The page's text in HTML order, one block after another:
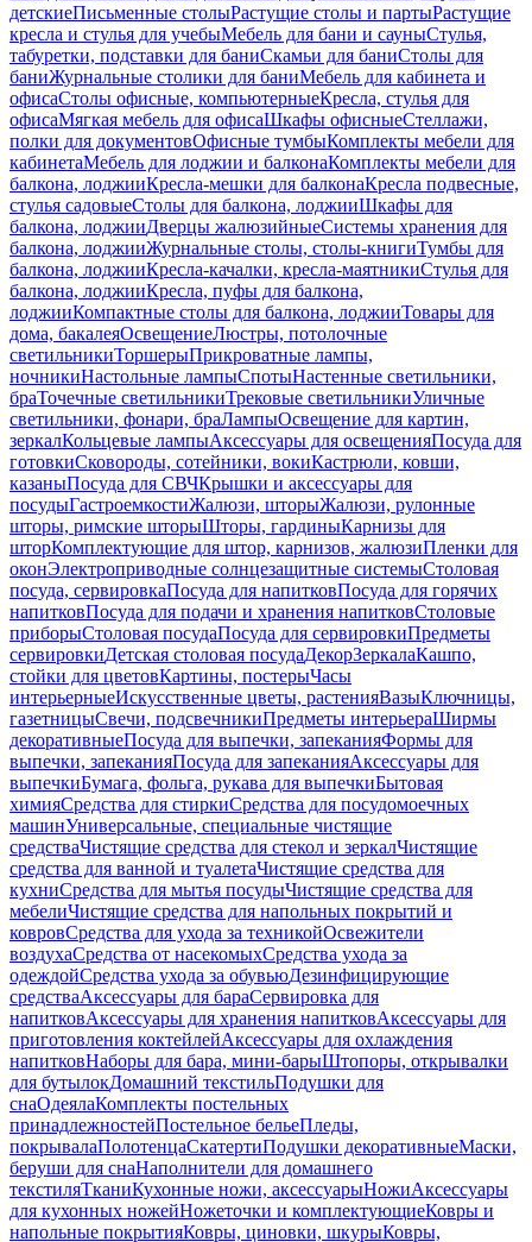
детскиеПисьменные столыРастущие столы и партыРастущие
кресла и стулья для учебыМебель для бани и сауныСтулья,
табуретки, подставки для баниСкамьи для баниСтолы для
баниЖурнальные столики для баниМебель для кабинета и
офисаСтолы офисные, компьютерныеКресла, стулья для
офисаМягкая мебель для офисаШкафы офисныеСтеллажи,
полки для документовОфисные тумбыКомплекты мебели для
кабинетаМебель для лоджии и балконаКомплекты мебели для
балкона, лоджииКресла-мешки для балконаКресла подвесные,
стулья садовыеСтолы для балкона, лоджииШкафы для
балкона, лоджииДверцы жалюзийныеСистемы хранения для
балкона, лоджииЖурнальные столы, столы-книгиТумбы для
балкона, лоджииКресла-качалки, кресла-маятникиСтулья для
балкона, лоджииКресла, пуфы для балкона,
лоджииКомпактные столы для балкона, лоджииТовары для
дома, бакалеяОсвещениеЛюстры, потолочные
светильникиТоршерыПрикроватные лампы,
ночникиНастольные лампыСпотыНастенные светильники,
браТочечные светильникиТрековые светильникиУличные
светильники, фонари, браЛампыОсвещение для картин,
зеркалКольцевые лампыАксессуары для освещенияПосуда для
готовкиСковороды, сотейники, вокиКастрюли, ковши,
казаныПосуда для СВЧКрышки и аксессуары для
посудыГастроемкостиЖалюзи, шторыЖалюзи, рулонные
шторы, римские шторыШторы, гардиныКарнизы для
шторКомплектующие для штор, карнизов, жалюзиПленки для
оконЭлектроприводные солнцезащитные системыСтоловая
посуда, сервировкаПосуда для напитковПосуда для горячих
напитковПосуда для подачи и хранения напитковСтоловые
приборыСтоловая посудаПосуда для сервировкиПредметы
сервировкиДетская столовая посудаДекорЗеркалаКашпо,
стойки для цветовКартины, постерыЧасы
интерьерныеИскусственные цветы, растенияВазыКлючницы,
газетницыСвечи, подсвечникиПредметы интерьераШирмы
декоративныеПосуда для выпечки, запеканияФормы для
выпечки, запеканияПосуда для запеканияАксессуары для
выпечкиБумага, фольга, рукава для выпечкиБытовая
химияСредства для стиркиСредства для посудомоечных
машинУниверсальные, специальные чистящие
средстваЧистящие средства для стекол и зеркалЧистящие
средства для ванной и туалетаЧистящие средства для
кухниСредства для мытья посудыЧистящие средства для
мебелиЧистящие средства для напольных покрытий и
ковровСредства для ухода за техникойОсвежители
воздухаСредства от насекомыхСредства ухода за
одеждойСредства ухода за обувьюДезинфицирующие
средстваАксессуары для бараСервировка для
напитковАксессуары для хранения напитковАксессуары для
приготовления коктейлейАксессуары для охлаждения
напитковНаборы для бара, мини-барыШтопоры, открывалки
для бутылокДомашний текстильПодушки для
снаОдеялаКомплекты постельных
принадлежностейПостельное бельеПледы,
покрывалаПолотенцаСкатертиПодушки декоративныеМаски,
беруши для снаНаполнители для домашнего
текстиляТканиКухонные ножи, аксессуарыНожиАксессуары
для кухонных ножейНожеточки и комплектующиеКовры и
напольные покрытияКовры, циновки, шкурыКовры,